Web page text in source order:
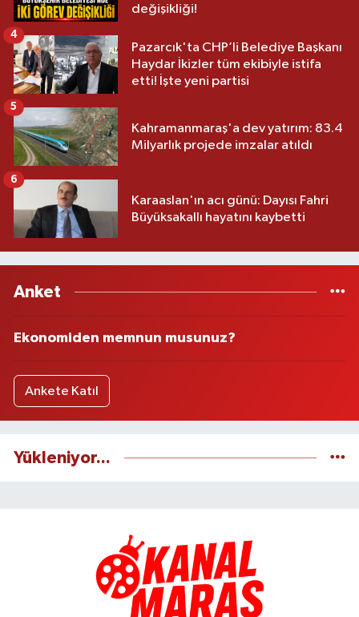
değişikliği!
Pazarcık'ta CHP’li Belediye Başkanı
Haydar İkizler tüm ekibiyle istifa
etti! İşte yeni partisi
4
Kahramanmaraş'a dev yatırım: 83.4
Milyarlık projede imzalar atıldı
5
Karaaslan'ın acı günü: Dayısı Fahri
Büyüksakallı hayatını kaybetti
6
Anket
Ekonomiden memnun musunuz?
Ankete Katıl
Yükleniyor...